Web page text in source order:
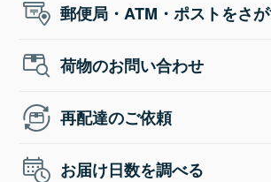
郵便局・ATM・ポストをさ
荷物のお問い合わせ
再配達のご依頼
お届け日数を調べる